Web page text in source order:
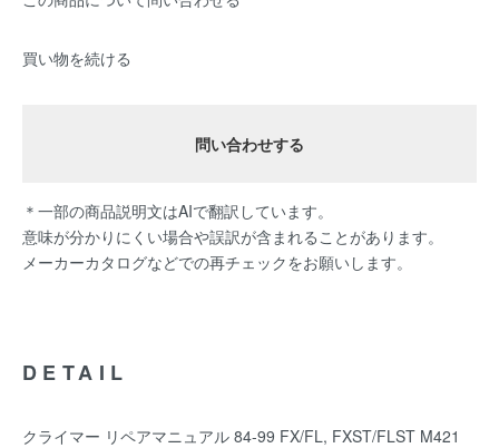
買い物を続ける
問い合わせする
＊一部の商品説明文はAIで翻訳しています。
意味が分かりにくい場合や誤訳が含まれることがあります。
メーカーカタログなどでの再チェックをお願いします。
DETAIL
クライマー リペアマニュアル 84-99 FX/FL, FXST/FLST M421